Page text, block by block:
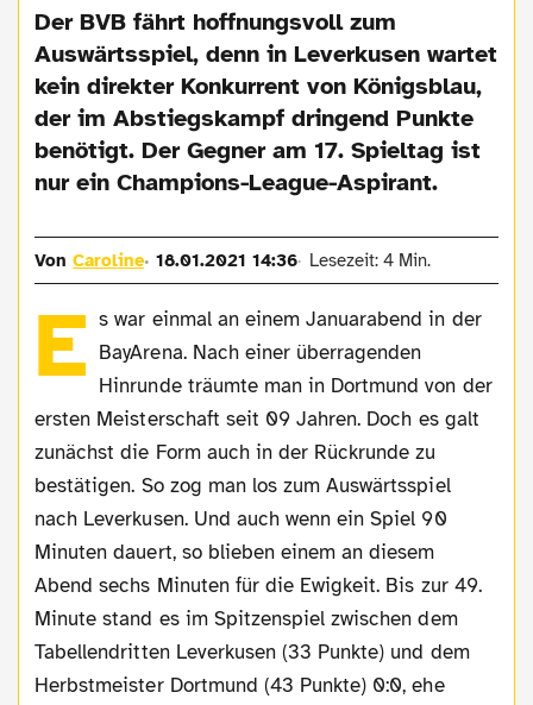
Der BVB fährt hoffnungsvoll zum
Auswärtsspiel, denn in Leverkusen wartet
kein direkter Konkurrent von Königsblau,
der im Abstiegskampf dringend Punkte
benötigt. Der Gegner am 17. Spieltag ist
nur ein Champions-League-Aspirant.
VonCaroline 18.01.2021 14:36 Lesezeit: 4 Min.
E s war einmal an einem Januarabend in der
BayArena. Nach einer überragenden
Hinrunde träumte man in Dortmund von der
ersten Meisterschaft seit 09 Jahren. Doch es galt
zunächst die Form auch in der Rückrunde zu
bestätigen. So zog man los zum Auswärtsspiel
nach Leverkusen. Und auch wenn ein Spiel 90
Minuten dauert, so blieben einem an diesem
Abend sechs Minuten für die Ewigkeit. Bis zur 49.
Minute stand es im Spitzenspiel zwischen dem
Tabellendritten Leverkusen (33 Punkte) und dem
Herbstmeister Dortmund (43 Punkte) 0:0, ehe